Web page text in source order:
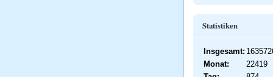
Statistiken
Insgesamt:
Monat:
22419